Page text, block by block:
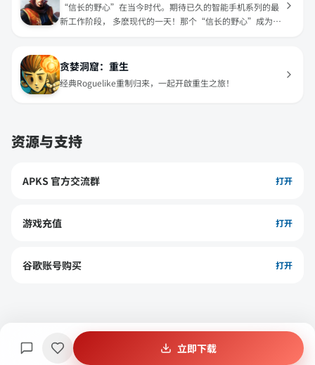
“信长的野心”在当今时代。期待已久的智能手机系列的最
新工作阶段， 多麽现代的一天！那个“信长的野心”成为
贪婪洞窟：重生
经典Roguelike重制归来，一起开啟重生之旅！
资源与支持
APKS 官方交流群 打开
游戏充值 打开
谷歌账号购买 打开
立即下载